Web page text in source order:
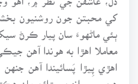
کي محبتن جون روشنيون
ٻئي ماڻهوءَ سان پيار ڪرڻ
معاملا اهڙا به هوندا آهن
اهڙي پِيڙا پَسائيندا آهن
هجي..... انهن پِيڙائن مان